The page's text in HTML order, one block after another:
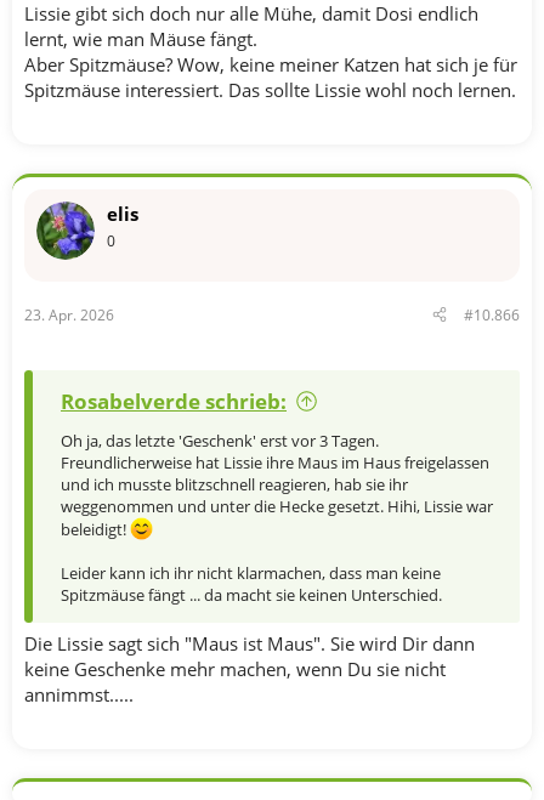
Lissie gibt sich doch nur alle Mühe, damit Dosi endlich
lernt, wie man Mäuse fängt.
Aber Spitzmäuse? Wow, keine meiner Katzen hat sich je für
Spitzmäuse interessiert. Das sollte Lissie wohl noch lernen.
elis
0
23. Apr. 2026 #10.866
Rosabelverde schrieb:
Oh ja, das letzte 'Geschenk' erst vor 3 Tagen.
Freundlicherweise hat Lissie ihre Maus im Haus freigelassen
und ich musste blitzschnell reagieren, hab sie ihr
weggenommen und unter die Hecke gesetzt. Hihi, Lissie war
beleidigt!
Leider kann ich ihr nicht klarmachen, dass man keine
Spitzmäuse fängt ... da macht sie keinen Unterschied.
Die Lissie sagt sich "Maus ist Maus". Sie wird Dir dann
keine Geschenke mehr machen, wenn Du sie nicht
annimmst.....